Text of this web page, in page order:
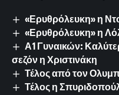
«Ερυθρόλευκη» η
«Ερυθρόλευκη» η
Α1 Γυναικών:
σεζόν η Χριστινάκη
Τέλος από τον
Τέλος η